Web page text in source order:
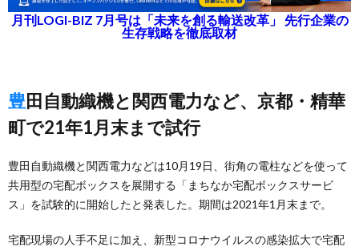
月刊LOGI-BIZ 7月号は「未来を創る輸送改革」 先行企業の
生存戦略を徹底取材
豊田自動織機と関西電力など、京都・精華
町で21年1月末まで試行
豊田自動織機と関西電力などは10月19日、街角の電柱などを使って
共用型の宅配ボックスを展開する「まちなか宅配ボックスサービ
ス」を試験的に開始したと発表した。期間は2021年1月末まで。
宅配現場の人手不足に加え、新型コロナウイルスの感染拡大で宅配